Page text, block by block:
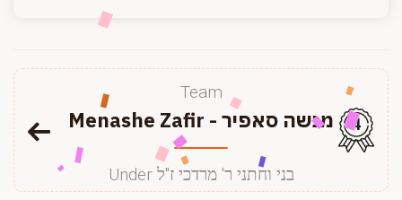
Team
Menashe Zafir - מנשה סאפיר
Under בני וחתני ר' מרדכי ז"ל
4